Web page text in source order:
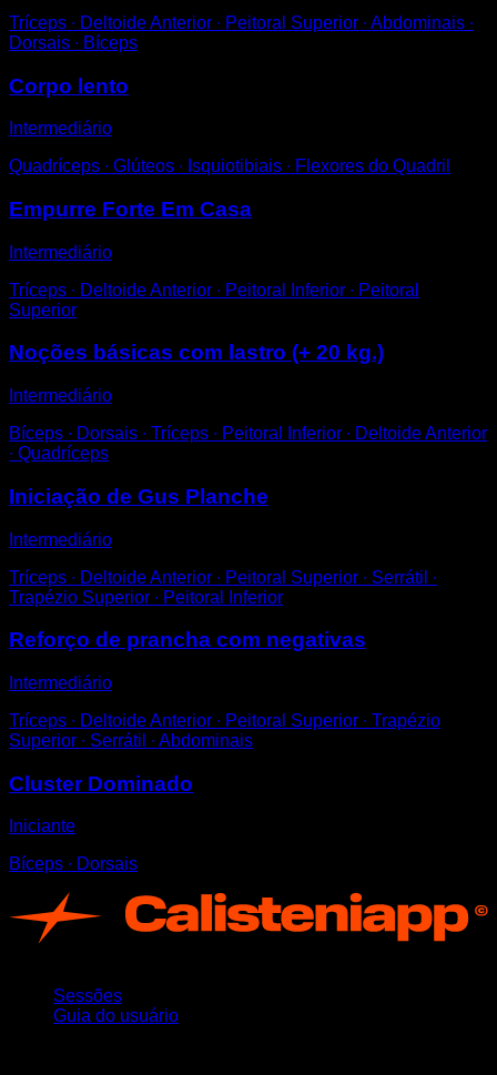
Tríceps ∙ Deltoide Anterior ∙ Peitoral Superior ∙ Abdominais ∙
Dorsais ∙ Bíceps
Corpo lento
Intermediário
Quadríceps ∙ Glúteos ∙ Isquiotibiais ∙ Flexores do Quadril
Empurre Forte Em Casa
Intermediário
Tríceps ∙ Deltoide Anterior ∙ Peitoral Inferior ∙ Peitoral
Superior
Noções básicas com lastro (+ 20 kg.)
Intermediário
Bíceps ∙ Dorsais ∙ Tríceps ∙ Peitoral Inferior ∙ Deltoide Anterior
∙ Quadríceps
Iniciação de Gus Planche
Intermediário
Tríceps ∙ Deltoide Anterior ∙ Peitoral Superior ∙ Serrátil ∙
Trapézio Superior ∙ Peitoral Inferior
Reforço de prancha com negativas
Intermediário
Tríceps ∙ Deltoide Anterior ∙ Peitoral Superior ∙ Trapézio
Superior ∙ Serrátil ∙ Abdominais
Cluster Dominado
Iniciante
Bíceps ∙ Dorsais
Sessões
Guia do usuário